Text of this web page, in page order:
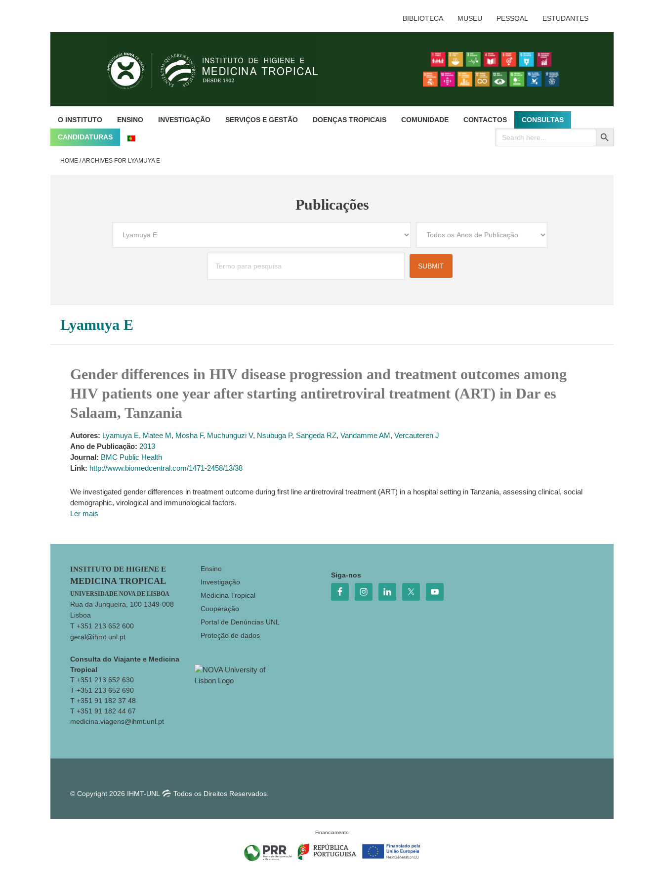
BIBLIOTECA MUSEU PESSOAL ESTUDANTES
O INSTITUTO ENSINO INVESTIGAÇÃO SERVIÇOS E GESTÃO DOENÇAS TROPICAIS COMUNIDADE CONTACTOS CONSULTAS
CANDIDATURAS
Search
for:
SEARCH BUTTON
HOME /ARCHIVES FOR LYAMUYA E
Publicações
Lyamuya E
Gender differences in HIV disease progression and treatment outcomes among
HIV patients one year after starting antiretroviral treatment (ART) in Dar es
Salaam, Tanzania
Autores: Lyamuya E, Matee M, Mosha F, Muchunguzi V, Nsubuga P, Sangeda RZ, Vandamme AM, Vercauteren J
Ano de Publicação: 2013
Journal: BMC Public Health
Link: http://www.biomedcentral.com/1471-2458/13/38
We investigated gender differences in treatment outcome during first line antiretroviral treatment (ART) in a hospital setting in Tanzania, assessing clinical, social
demographic, virological and immunological factors.
Ler mais
Footer
INSTITUTO DE HIGIENE E
MEDICINA TROPICAL
UNIVERSIDADE NOVA DE LISBOA
Rua da Junqueira, 100 1349-008
Lisboa
T +351 213 652 600
geral@ihmt.unl.pt
Consulta do Viajante e Medicina
Tropical
T +351 213 652 630
T +351 213 652 690
T +351 91 182 37 48
T +351 91 182 44 67
medicina.viagens@ihmt.unl.pt
Ensino
Investigação
Medicina Tropical
Cooperação
Portal de Denúncias UNL
Proteção de dados
Siga-nos
© Copyright 2026 IHMT-UNL Todos os Direitos Reservados.
Financiamento